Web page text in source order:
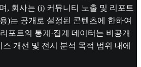
, 회사는 (i) 커뮤니티 노출 및 리포트
)는 공개로 설정된 콘텐츠에 한하여
포트의 통계·집계 데이터는 비공개
개선 및 전시 분석 목적 범위 내에